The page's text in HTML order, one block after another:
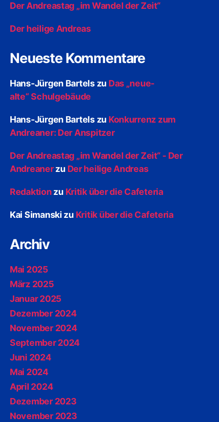
Der Andreastag „im Wandel der Zeit“
Der heilige Andreas
Neueste Kommentare
Hans-Jürgen Bartelszu Das „neue-
alte“ Schulgebäude
Hans-Jürgen Bartelszu Konkurrenz zum
Andreaner: Der Anspitzer
Der Andreastag „im Wandel der Zeit“ - Der
Andreanerzu Der heilige Andreas
Redaktionzu Kritik über die Cafeteria
Kai Simanski zu Kritik über die Cafeteria
Archiv
Mai 2025
März 2025
Januar 2025
Dezember 2024
November 2024
September 2024
Juni 2024
Mai 2024
April 2024
Dezember 2023
November 2023